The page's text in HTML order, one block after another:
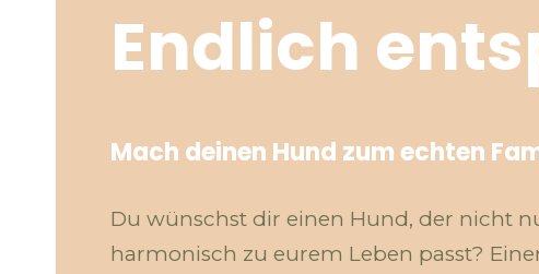
Endlich
Mach deinen Hund zum echten
Du wünschst dir einen Hund, der nicht
harmonisch zu eurem Leben passt?